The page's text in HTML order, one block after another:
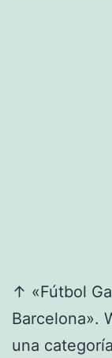
↑ «Fútbol
Barcelona».
una